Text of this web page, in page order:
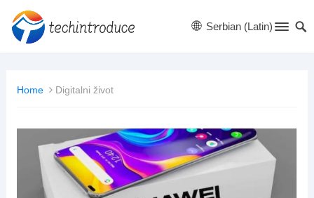
Serbian (Latin)
Home Digitalni život